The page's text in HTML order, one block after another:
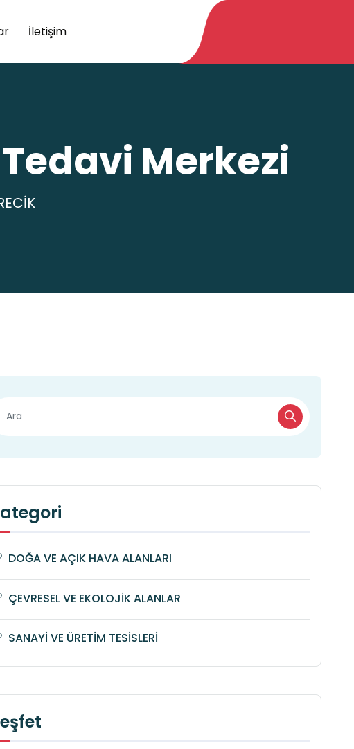
İletişim
Merkezi
DOĞA VE AÇIK HAVA ALANLARI
ÇEVRESEL VE EKOLOJİK ALANLAR
SANAYİ VE ÜRETİM TESİSLERİ